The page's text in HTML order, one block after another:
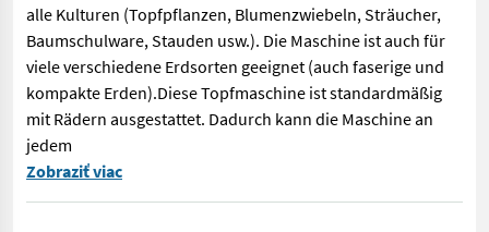
alle Kulturen (Topfpflanzen, Blumenzwiebeln, Sträucher,
Baumschulware, Stauden usw.). Die Maschine ist auch für
viele verschiedene Erdsorten geeignet (auch faserige und
kompakte Erden).Diese Topfmaschine ist standardmäßig
mit Rädern ausgestattet. Dadurch kann die Maschine an
jedem
Pneumatischer Topfspender doppelt Pneumatischer Auswurf
Zobraziť viac